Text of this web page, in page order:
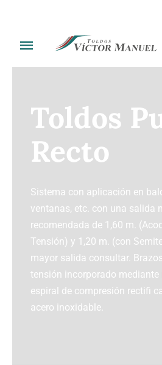
contenido
Toggle
Tienda
Sobre Nosotros
Trabajos
Noti Toldos
Contacto
Toldos
Recto
Sistema con aplicación en
ventanas, etc. con una salida
recomendada de 1,60 m.
Tensión) y 1,20 m. (con
mayor salida consultar.
tensión incorporado mediante
espiral de compresión rectifi
acero inoxidable.